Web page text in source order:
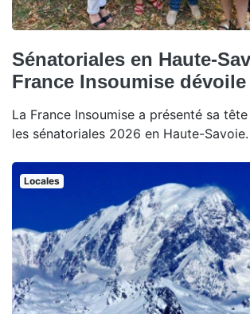
Sénatoriales en Haute-
France Insoumise
La France Insoumise a présenté sa
les sénatoriales 2026 en Haute-Savoie.
Locales